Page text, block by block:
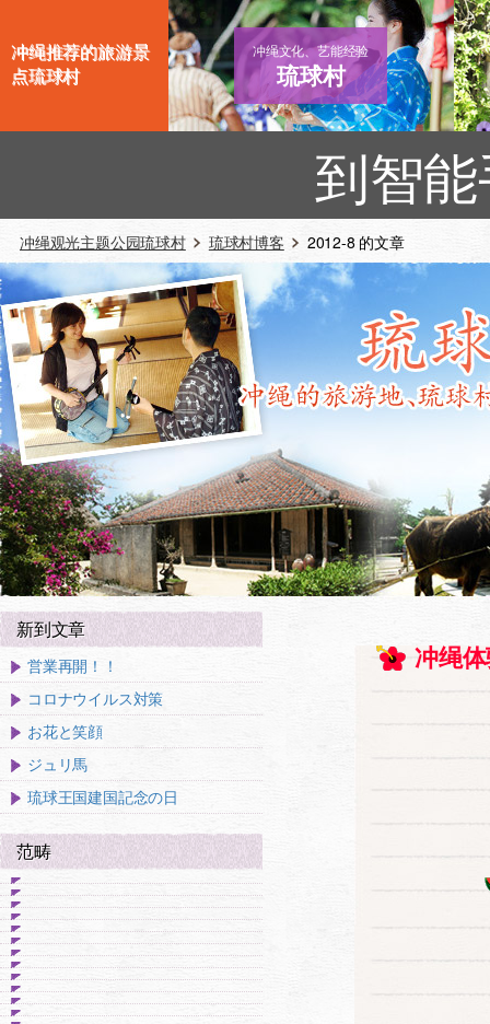
冲绳推荐的旅游景
点琉球村
冲绳文化、艺能经验
琉球村
到智
冲绳观光主题公园琉球村 琉球村博客 2012-8 的文章
冲绳
新到文章
営業再開！！
コロナウイルス対策
お花と笑顔
ジュリ馬
琉球王国建国記念の日
范畴